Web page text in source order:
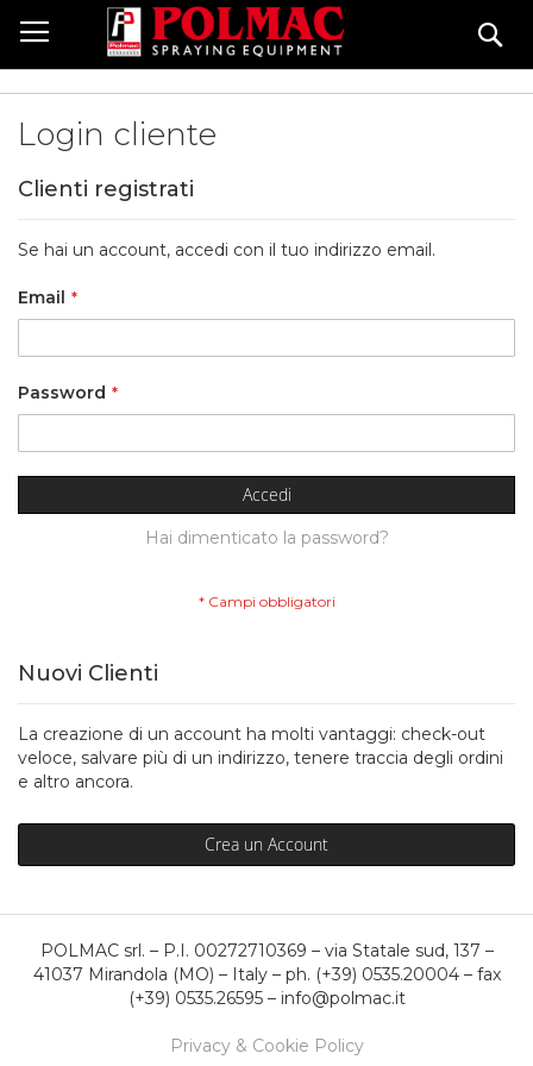
Salta
al
contenuto
Login cliente
Clienti registrati
Se hai un account, accedi con il tuo indirizzo email.
Email
Password
Accedi
Hai dimenticato la password?
Nuovi Clienti
La creazione di un account ha molti vantaggi: check-out
veloce, salvare più di un indirizzo, tenere traccia degli ordini
e altro ancora.
Crea un Account
POLMAC srl. – P.I. 00272710369 – via Statale sud, 137 –
41037 Mirandola (MO) – Italy – ph. (+39) 0535.20004 – fax
(+39) 0535.26595 – info@polmac.it
Privacy & Cookie Policy